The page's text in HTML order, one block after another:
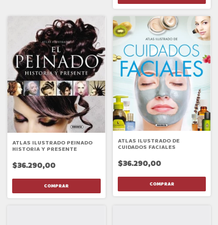
ATLAS ILUSTRADO PEINADO
HISTORIA Y PRESENTE
$36.290,00
ATLAS ILUSTRADO DE
CUIDADOS FACIALES
$36.290,00